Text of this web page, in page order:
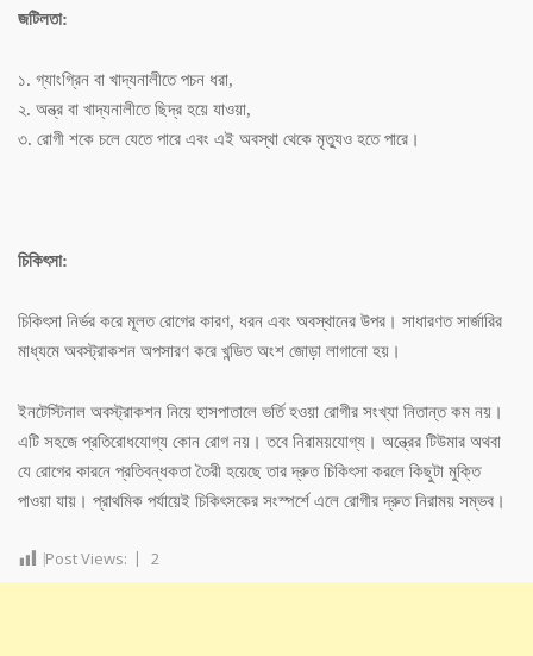
জটিলতা:
১. গ্যাংগ্রিন বা খাদ্যনালীতে পচন ধরা,
২. অন্ত্র বা খাদ্যনালীতে ছিদ্র হয়ে যাওয়া,
৩. রোগী শকে চলে যেতে পারে এবং এই অবস্থা থেকে মৃত্যুও হতে পারে।
চিকিৎসা:
চিকিৎসা নির্ভর করে মূলত রোগের কারণ, ধরন এবং অবস্থানের উপর। সাধারণত সার্জারির
মাধ্যমে অবস্ট্রাকশন অপসারণ করে খন্ডিত অংশ জোড়া লাগানো হয়।
ইনটেস্টিনাল অবস্ট্রাকশন নিয়ে হাসপাতালে ভর্তি হওয়া রোগীর সংখ্যা নিতান্ত কম নয়।
এটি সহজে প্রতিরোধযোগ্য কোন রোগ নয়। তবে নিরাময়যোগ্য। অন্ত্রের টিউমার অথবা
যে রোগের কারনে প্রতিবন্ধকতা তৈরী হয়েছে তার দ্রুত চিকিৎসা করলে কিছুটা মুক্তি
পাওয়া যায়। প্রাথমিক পর্যায়েই চিকিৎসকের সংস্পর্শে এলে রোগীর দ্রুত নিরাময় সম্ভব।
Post Views: 2